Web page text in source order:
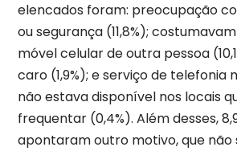
elencados foram: preocupação
ou segurança (11,8%);
móvel celular de outra pessoa
caro (1,9%); e serviço de telefonia
não estava disponível nos locais
frequentar (0,4%). Além desses,
apontaram outro motivo, que não